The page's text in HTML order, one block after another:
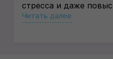
стресса и даже
концентрацию за
Читать далее